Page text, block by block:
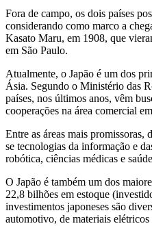
Fora de campo, os dois países
considerando como marco a
Kasato Maru, em 1908, que
em São Paulo.
Atualmente, o Japão é um dos
Ásia. Segundo o Ministério das
países, nos últimos anos, vêm
cooperações na área comercial
Entre as áreas mais promissoras,
se tecnologias da informação e
robótica, ciências médicas e
O Japão é também um dos
22,8 bilhões em estoque
investimentos japoneses são
automotivo, de materiais elétricos